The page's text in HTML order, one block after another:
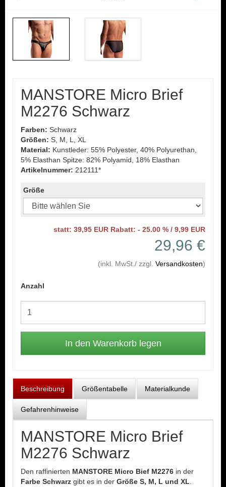
MANSTORE Micro Brief
M2276 Schwarz
Farben: Schwarz
Größen: S, M, L, XL
Material: Kunstleder: 55% Polyester, 40% Polyurethan,
5% Elasthan Spitze: 82% Polyamid, 18% Elasthan
Artikelnummer: 212111*
Größe
statt: 39,95 EUR Rabatt: - 25.00 % / 9,99 EUR
29,96 €
(inkl. MwSt./ zzgl. Versandkosten)
Anzahl
Beschreibung Größentabelle Materialkunde
Gefahrenhinweise
MANSTORE Micro Brief
M2276 Schwarz
Den raffinierten MANSTORE Micro Bief M2276 in der
Farbe Schwarz gibt es in der Größe S, M, L und XL